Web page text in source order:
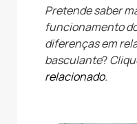
Pretende saber
funcionamento
diferenças em
basculante?
relacionado.